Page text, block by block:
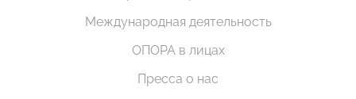
Международная деятельность
ОПОРА в лицах
Пресса о нас